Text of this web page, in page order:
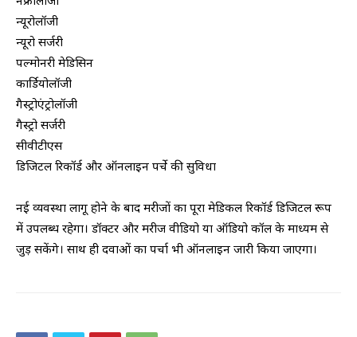
न्यूरोलॉजी
न्यूरो सर्जरी
पल्मोनरी मेडिसिन
कार्डियोलॉजी
गैस्ट्रोएंट्रोलॉजी
गैस्ट्रो सर्जरी
सीवीटीएस
डिजिटल रिकॉर्ड और ऑनलाइन पर्चे की सुविधा
नई व्यवस्था लागू होने के बाद मरीजों का पूरा मेडिकल रिकॉर्ड डिजिटल रूप
में उपलब्ध रहेगा। डॉक्टर और मरीज वीडियो या ऑडियो कॉल के माध्यम से
जुड़ सकेंगे। साथ ही दवाओं का पर्चा भी ऑनलाइन जारी किया जाएगा।